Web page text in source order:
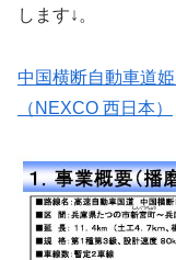
します↓。
中国横断自動車道
（NEXCO 西日本）